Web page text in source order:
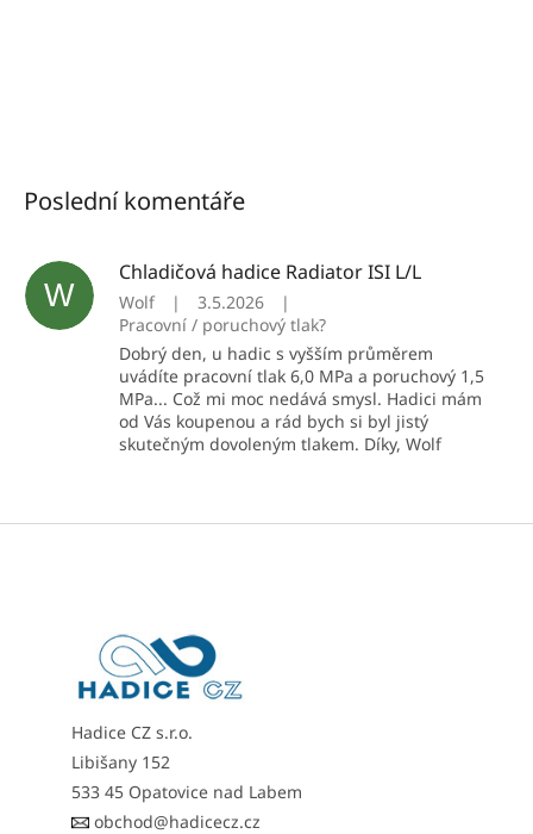
Poslední komentáře
W
Chladičová hadice Radiator ISI L/L
Wolf | 3.5.2026
|
Pracovní / poruchový tlak?
Dobrý den, u hadic s vyšším průměrem
uvádíte pracovní tlak 6,0 MPa a poruchový 1,5
MPa... Což mi moc nedává smysl. Hadici mám
od Vás koupenou a rád bych si byl jistý
skutečným dovoleným tlakem. Díky, Wolf
Z
Hadice CZ s.r.o.
Libišany 152
533 45 Opatovice nad Labem
obchod@hadicecz.cz